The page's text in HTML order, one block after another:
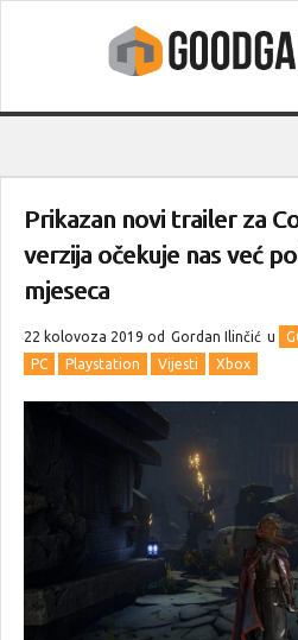
Prikazan novi trailer za
verzija očekuje nas već
mjeseca
22 kolovoza 2019 od Gordan Ilinčić u
PC
Playstation Vijesti Xbox